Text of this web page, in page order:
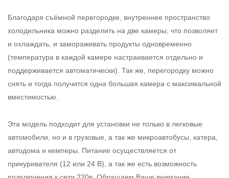
Благодаря съёмной перегородке, внутреннее пространство
холодильника можно разделить на две камеры, что позволяет
и охлаждать, и замораживать продукты одновременно
(температура в каждой камере настраивается отдельно и
поддерживается автоматически). Так же, перегородку можно
снять и тогда получится одна большая камера с максимальной
вместимостью.
Эта модель подходит для установки не только в легковые
автомобили, но и в грузовые, а так же микроавтобусы, катера,
автодома и кемперы. Питание осуществляется от
прикуривателя (12 или 24 В), а так же есть возможность